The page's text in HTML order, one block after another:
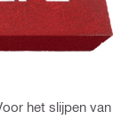
het slijpen van